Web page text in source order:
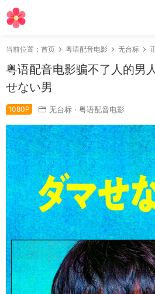
当前位置： 首页 粤语配音电影 无台标
粤语配音电影骗不了人的男
せない男
1080P 无台标 · 粤语配音电影